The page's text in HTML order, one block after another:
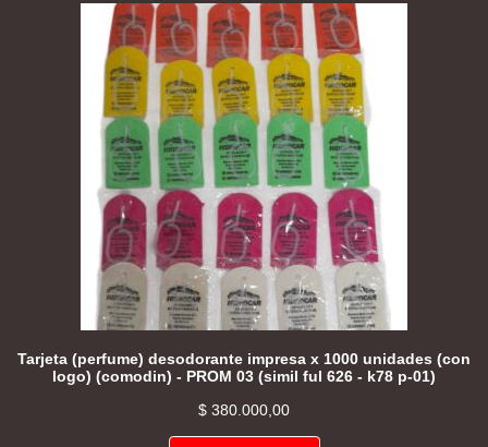
Tarjeta (perfume) desodorante impresa x 1000 unidades (con
logo) (comodin) - PROM 03 (simil ful 626 - k78 p-01)
$ 380.000,00